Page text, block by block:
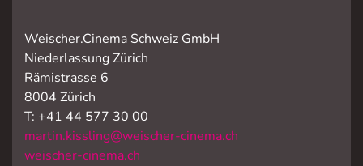
Weischer.Cinema Schweiz GmbH
Niederlassung Zürich
Rämistrasse 6
8004 Zürich
T: +41 44 577 30 00
martin.kissling@weischer-cinema.ch
weischer-cinema.ch